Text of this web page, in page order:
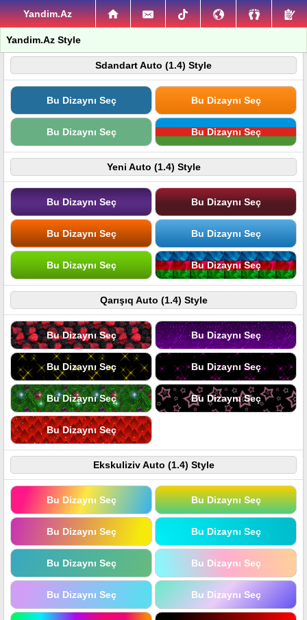
Yandim.Az
Yandim.Az Style
Sdandart Auto (1.4) Style
Bu Dizaynı Seç Bu Dizaynı Seç
Bu Dizaynı Seç Bu Dizaynı Seç
Yeni Auto (1.4) Style
Bu Dizaynı Seç Bu Dizaynı Seç
Bu Dizaynı Seç Bu Dizaynı Seç
Bu Dizaynı Seç Bu Dizaynı Seç
Qarışıq Auto (1.4) Style
Bu Dizaynı Seç Bu Dizaynı Seç
Bu Dizaynı Seç Bu Dizaynı Seç
Bu Dizaynı Seç Bu Dizaynı Seç
Bu Dizaynı Seç
Ekskuliziv Auto (1.4) Style
Bu Dizaynı Seç Bu Dizaynı Seç
Bu Dizaynı Seç Bu Dizaynı Seç
Bu Dizaynı Seç Bu Dizaynı Seç
Bu Dizaynı Seç Bu Dizaynı Seç